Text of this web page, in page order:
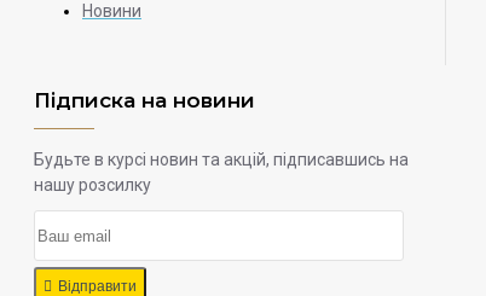
Новини
Підписка на новини
Будьте в курсі новин та акцій, підписавшись на
нашу розсилку
Відправити